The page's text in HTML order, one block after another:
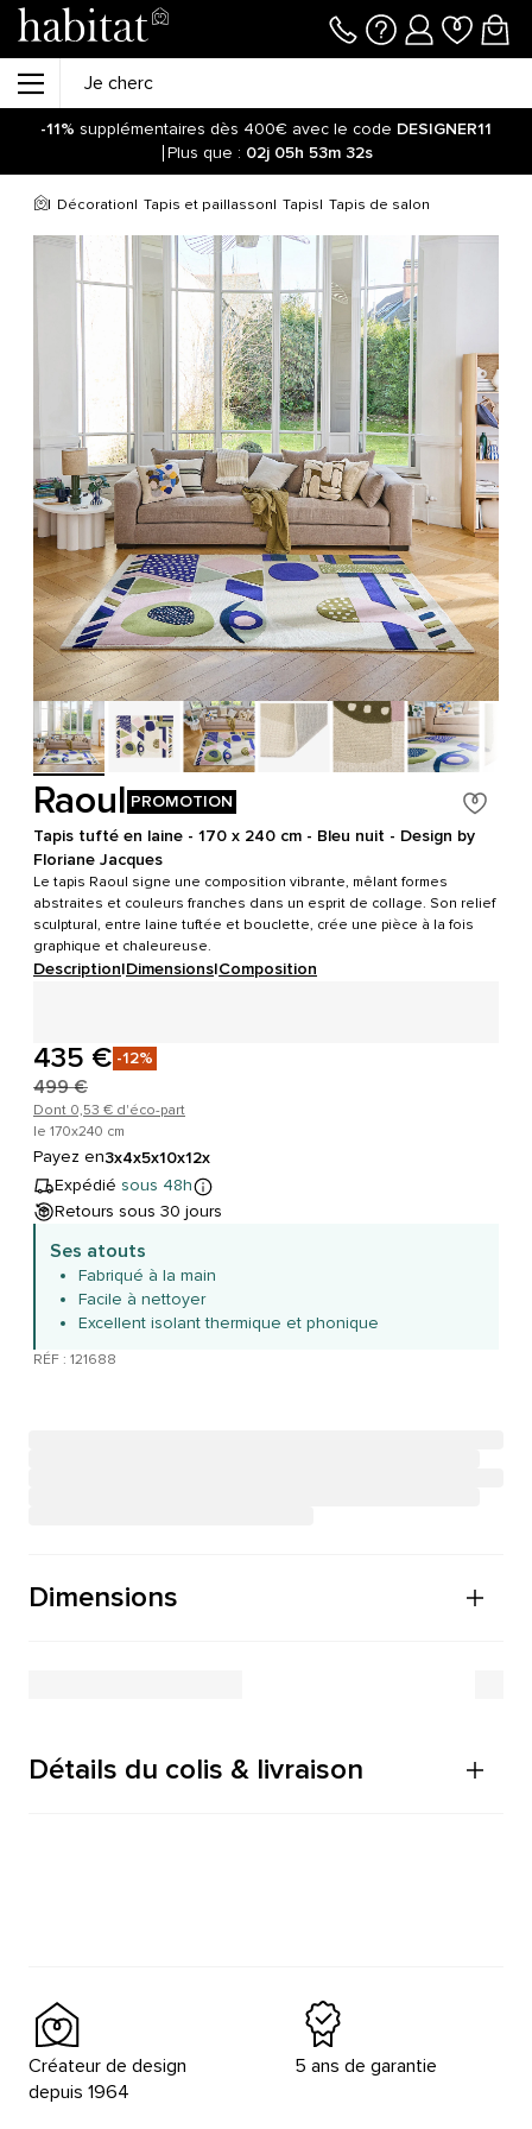
-11% supplémentaires dès 400€ avec le code DESIGNER11
Plus que : 02j 05h 53m 32s
Décoration Tapis et paillasson Tapis Tapis de salon
Raoul PROMOTION
Tapis tufté en laine - 170 x 240 cm - Bleu nuit - Design by
Floriane Jacques
Le tapis Raoul signe une composition vibrante, mêlant formes
abstraites et couleurs franches dans un esprit de collage. Son relief
sculptural, entre laine tuftée et bouclette, crée une pièce à la fois
graphique et chaleureuse.
Description|Dimensions|Composition
435 € -12%
499 €
Dont 0,53 € d'éco-part
le 170x240 cm
Payez en3x4x5x10x12x
Expédié sous 48h
Retours sous 30 jours
Ses atouts
Fabriqué à la main
Facile à nettoyer
Excellent isolant thermique et phonique
RÉF : 121688
Dimensions
Détails du colis & livraison
Créateur de design
depuis 1964
5 ans de garantie